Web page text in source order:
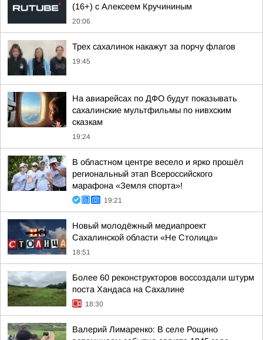
(16+) с Алексеем Кручининым
20:06
Трех сахалинок накажут за порчу флагов
19:45
На авиарейсах по ДФО будут показывать
сахалинские мультфильмы по нивхским
сказкам
19:24
В областном центре весело и ярко прошёл
региональный этап Всероссийского
марафона «Земля спорта»!
19:21
Новый молодёжный медиапроект
Сахалинской области «Не Столица»
18:51
Более 60 реконструкторов воссоздали штурм
поста Хандаса на Сахалине
18:30
Валерий Лимаренко: В селе Рощино